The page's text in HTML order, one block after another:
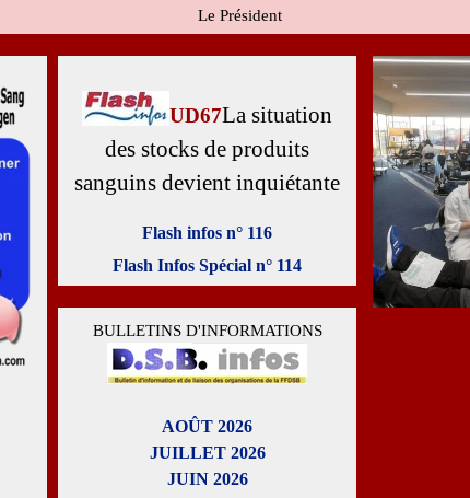
Le Président
UD67La situation
des stocks de produits
sanguins devient inquiétante
Flash infos n° 116
Flash Infos Spécial n° 114
BULLETINS D'INFORMATIONS
AOÛT 2026
JUILLET 2026
JUIN 2026